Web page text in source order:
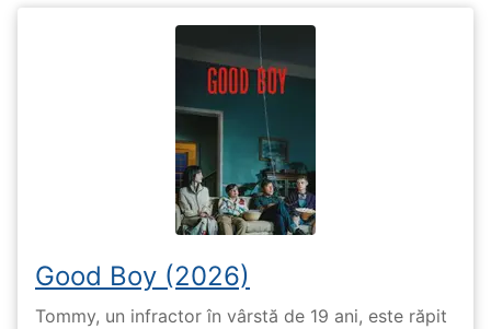
Good Boy (2026)
Tommy, un infractor în vârstă de 19 ani, este răpit